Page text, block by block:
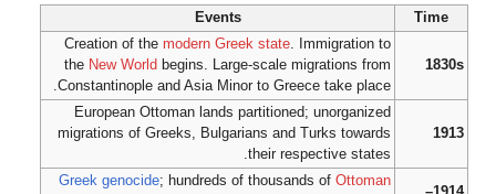
Time
Events
1830s
Creation of themodern Greek state. Immigration to
the New World begins. Large-scale migrations from
Constantinople and Asia Minor to Greece take place.
1913
European Ottoman lands partitioned; unorganized
migrations of Greeks, Bulgarians and Turks towards
their respective states.
Greek genocide; hundreds of thousands ofOttoman